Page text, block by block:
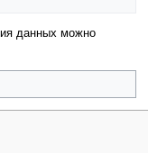
данных можно